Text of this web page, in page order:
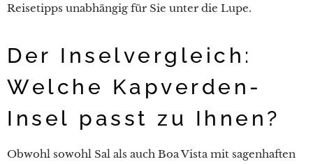
Reisetipps unabhängig für Sie unter die Lupe.
Der Inselvergleich:
Welche Kapverden-
Insel passt zu Ihnen?
Obwohl sowohl Sal als auch Boa Vista mit sagenhaften